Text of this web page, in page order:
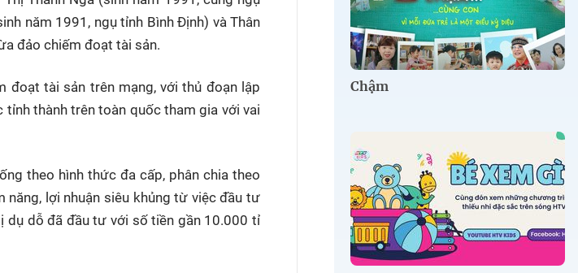
năm 1991, ngụ tỉnh Bình Định) và Thân
đảo chiếm đoạt tài sản.
đoạt tài sản trên mạng, với thủ đoạn lập
thành trên toàn quốc tham gia với vai
theo hình thức đa cấp, phân chia theo
lợi nhuận siêu khủng từ việc đầu tư
dụ dỗ đã đầu tư với số tiền gần 10.000 tỉ
Chậm